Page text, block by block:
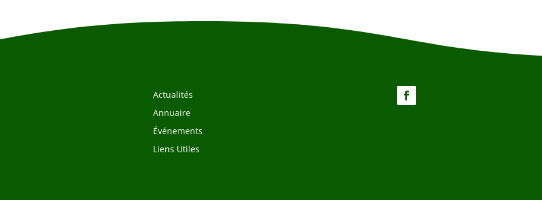
Actualités
Annuaire
Événements
Liens Utiles